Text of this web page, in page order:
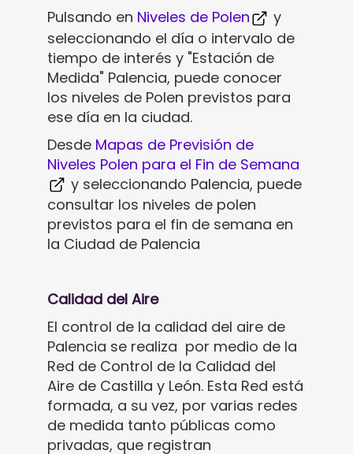
Pulsando en Niveles de Polen
y
seleccionando el día o intervalo de
tiempo de interés y "Estación de
Medida" Palencia, puede conocer
los niveles de Polen previstos para
ese día en la ciudad.
Desde Mapas de Previsión de
Niveles Polen para el Fin de Semana
y seleccionando Palencia, puede
consultar los niveles de polen
previstos para el fin de semana en
la Ciudad de Palencia
Calidad del Aire
El control de la calidad del aire de
Palencia se realiza por medio de la
Red de Control de la Calidad del
Aire de Castilla y León. Esta Red está
formada, a su vez, por varias redes
de medida tanto públicas como
privadas, que registran